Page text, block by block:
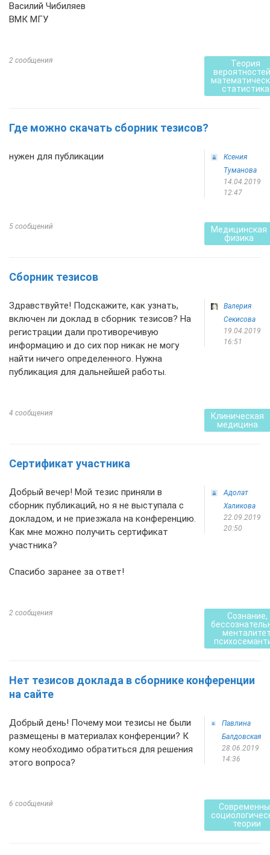
Василий Чибиляев
ВМК МГУ
2 сообщения
Теория
статистика
Где можно скачать сборник тезисов?
нужен для публикации
Ксения
Туманова
14.04.2019
12:47
5 сообщений
Медицинская
физика
Сборник тезисов
Здравствуйте! Подскажите, как узнать,
включен ли доклад в сборник тезисов? На
регистрации дали противоречивую
информацию и до сих пор никак не могу
найти ничего определенного. Нужна
публикация для дальнейшей работы.
Валерия
Секисова
19.04.2019
16:51
4 сообщения
Клиническая
медицина
Сертификат участника
Добрый вечер! Мой тезис приняли в
сборник публикаций, но я не выступала с
докладом, и не приезжала на конференцию.
Как мне можно получить сертификат
участника?
Спасибо заранее за ответ!
Адолат
Халикова
22.09.2019
20:50
2 сообщения
Сознание,
Нет тезисов доклада в сборнике конференции
на сайте
Добрый день! Почему мои тезисы не были
размещены в материалах конференции? К
кому необходимо обратиться для решения
этого вопроса?
Павлина
Балдовская
28.06.2019
14:36
6 сообщений
теории